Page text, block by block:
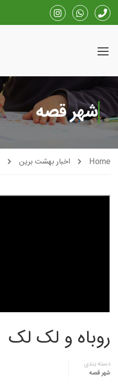
شهر قصه
Home اخبار بهشت برین
روباه و لک لک
دسته بندی
شهر قصه